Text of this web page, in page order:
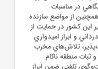
در مناسبات
از مواضع سازنده
کشور در حمايت از
و ابراز اميدواري
تلاش‌هاي مخرب
ثبات منطقه ناکام
تلفني ضمن ابراز